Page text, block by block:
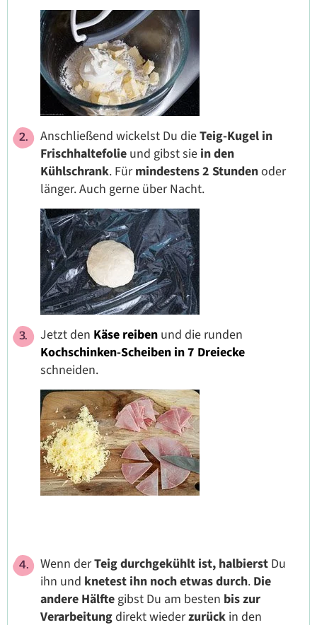
Anschließend wickelst Du dieTeig-Kugel in
Frischhaltefolie und gibst sie in den
Kühlschrank. Fürmindestens 2 Stundenoder
länger. Auch gerne über Nacht.
Jetzt den Käse reiben und die runden
Kochschinken-Scheiben in 7 Dreiecke
schneiden.
Wenn derTeig durchgekühlt ist, halbierst Du
ihn und knetest ihn noch etwas durch. Die
andere Hälfte gibst Du am besten bis zur
Verarbeitungdirekt wiederzurück in den